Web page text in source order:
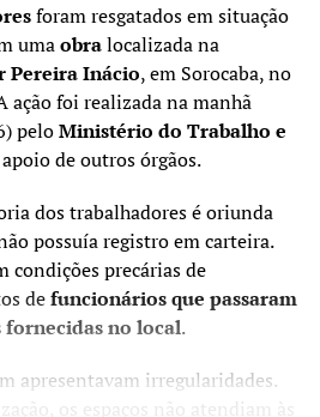
foram resgatados em situação
umaobralocalizada na
Pereira Inácio, em Sorocaba, no
ação foi realizada na manhã
peloMinistério do Trabalho e
de outros órgãos.
dos trabalhadores é oriunda
possuía registro em carteira.
condições precárias de
defuncionários que passaram
fornecidas no local.
apresentavam irregularidades.